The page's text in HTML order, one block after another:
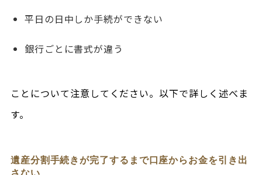
平日の日中しか手続ができない
銀行ごとに書式が違う
ことについて注意してください。以下で詳しく述べま
す。
遺産分割手続きが完了するまで口座からお金を引き出
さない